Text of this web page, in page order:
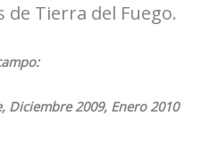
de Tierra del Fuego.
2009, Enero 2010